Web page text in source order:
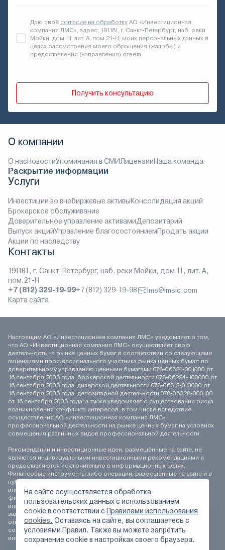
Даю своё согласие на обработку АО «Инвестиционная
компания ЛМС», адрес: 191181, г. Санкт-Петербург, наб. реки
Мойки, дом 11, лит. А, пом.21-Н, моих персональных данных в
целях рассмотрения моего обращения (жалобы) и
предоставления (направления) ответа
Получить консультацию
О компании
О насНовостиУпоминания в СМИЛицензииНаша команда
Раскрытие информации
Услуги
Инвестиции во внебиржевые активыКонсолидация акций
Брокерское обслуживание
Доверительное управление активамиДепозитарий
Выпуск акцийУправление благосостояниемПродать акции
Акции по наследству
Контакты
191181, г. Санкт-Петербург, наб. реки Мойки, дом 11, лит. А,
пом.21-Н
+7 (812) 329-19-99+7 (812) 329-19-98
lms@lmsic.com
Карта сайта
Настоящим АО «Инвестиционная компания ЛМС» уведомляет о том,
что АО «Инвестиционная компания ЛМС» осуществляет свою
деятельность на рынке ценных бумаг в соответствии со следующими
лицензиями профессионального участника рынка ценных бумаг: по
доверительному управлению ценными бумагами 078-06324-001000 от
16 сентября 2003 года, брокерской деятельности 078-06294-100000 от
16 сентября 2003 года, дилерской деятельности 078-06312-010000 от
16 сентября 2003 года, депозитарной деятельности 078-06328-000100
от 16 сентября 2003 года; а также уведомляет о существовании риска
возникновения конфликта интересов, в том числе вследствие
осуществления АО «Инвестиционная компания ЛМС»
профессиональной деятельности на рынке ценных бумаг на условиях
совмещения различных видов профессиональной деятельности.
Рекомендации и инвестиционные идеи, размещённые на сайте, не
являются индивидуальными инвестиционными рекомендациями и
предоставляются исключительно в информационных целях.
Финансовые инструменты либо операции, размещённые на сайте и в
публикуемых материалах, могут не соответствовать вашему
инвестиционному профилю. Определение соответствия
финансового инструмента либо операции инвестиционным целям,
инвестиционному горизонту и толерантности к риску является
задачей инвестора. АО «Инвестиционная компания ЛМС» не несёт
ответственности за возможные убытки инвестора в случае
совершения операций, либо инвестирования в финансовые
инструменты, упомянутые на сайте и в публикуемых материалах.
На сайте осуществляется обработка
пользовательских данных с использованием
сookie в соответствии с Правилами использования
cookies. Оставаясь на сайте, вы соглашаетесь с
условиями Правил. Также вы можете запретить
сохранение сookie в настройках своего браузера.